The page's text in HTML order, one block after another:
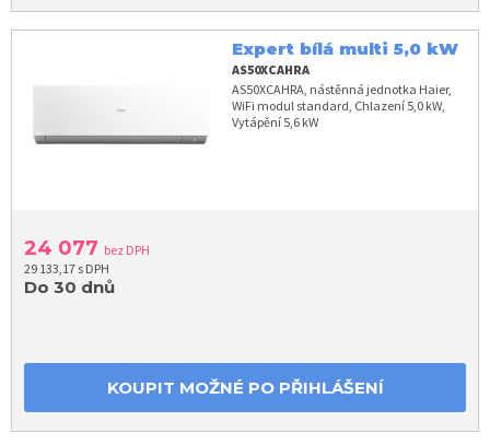
Expert bílá multi 5,0 kW
AS50XCAHRA
AS50XCAHRA, nástěnná jednotka Haier,
WiFi modul standard, Chlazení 5,0 kW,
Vytápění 5,6 kW
24 077 bez DPH
29 133,17 s DPH
Do 30 dnů
KOUPIT MOŽNÉ PO PŘIHLÁŠENÍ